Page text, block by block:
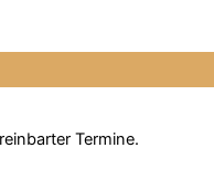
Termine.